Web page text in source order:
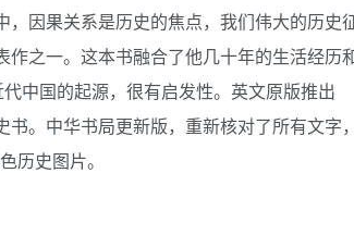
因果关系是历史的焦点，我们伟大的历史
之一。这本书融合了他几十年的生活经历
中国的起源，很有启发性。英文原版推出
。中华书局更新版，重新核对了所有文字
历史图片。